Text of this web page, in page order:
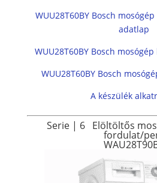
WUU28T60BY Bosch
adatlap
WUU28T60BY Bosch
WUU28T60BY Bosch
A készülék
Serie | 6 Elöltöltős
fordulat/